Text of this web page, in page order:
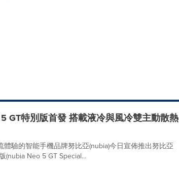
GT特別版首發 搭載液冷與風冷雙主動散熱
體驗的智能手機品牌努比亞(nubia)今日宣佈推出努比亞
(nubia Neo 5 GT Special...